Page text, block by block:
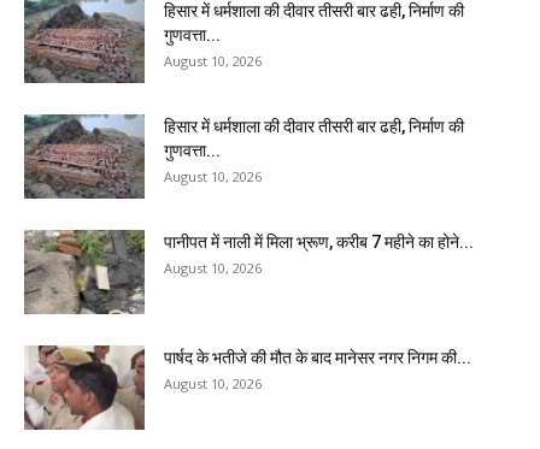
हिसार में धर्मशाला की दीवार तीसरी बार ढही, निर्माण की
गुणवत्ता...
August 10, 2026
हिसार में धर्मशाला की दीवार तीसरी बार ढही, निर्माण की
गुणवत्ता...
August 10, 2026
पानीपत में नाली में मिला भ्रूण, करीब 7 महीने का होने...
August 10, 2026
पार्षद के भतीजे की मौत के बाद मानेसर नगर निगम की...
August 10, 2026